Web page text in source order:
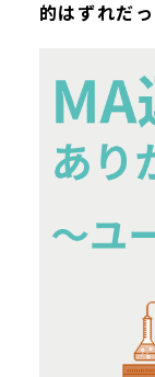
的はずれだ